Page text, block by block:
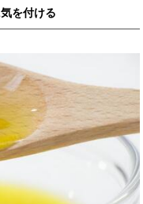
を付ける